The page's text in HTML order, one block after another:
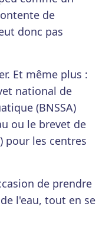
de
donc pas
Et même plus :
national de
(BNSSA)
ou le brevet de
pour les centres
de prendre
l'eau, tout en se